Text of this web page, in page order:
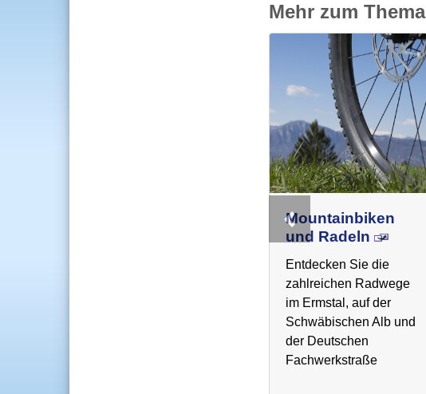
Mehr zum Thema
Mountainbiken
und Radeln
Entdecken Sie die
zahlreichen Radwege
im Ermstal, auf der
Schwäbischen Alb und
der Deutschen
Fachwerkstraße
Previous